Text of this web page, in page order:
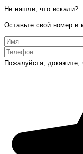
Не нашли, что искали?
Оставьте свой номер
Пожалуйста,